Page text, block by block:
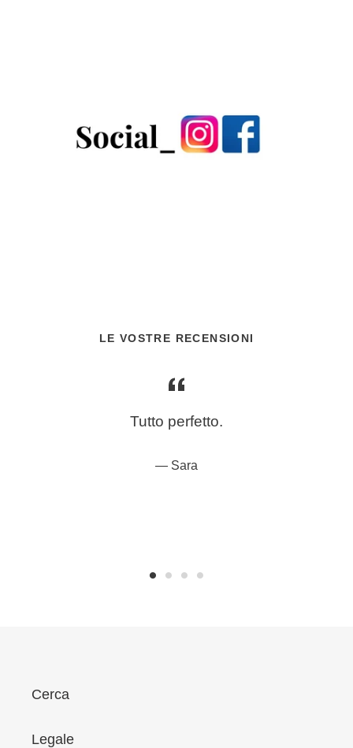
LE VOSTRE RECENSIONI
Tutto perfetto.
Sara
Cerca
Legale